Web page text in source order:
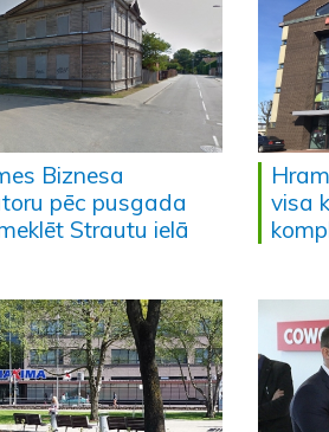
Biznesa
pēc pusgada
Strautu ielā
visa